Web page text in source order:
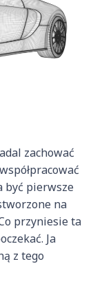
zachować
być pierwsze
na
przyniesie ta
Ja
z tego